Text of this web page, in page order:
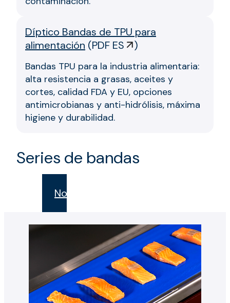
Díptico Bandas de TPU para
alimentación (PDF ES )
Bandas TPU para la industria alimentaria:
alta resistencia a grasas, aceites y
cortes, calidad FDA y EU, opciones
antimicrobianas y anti-hidrólisis, máxima
higiene y durabilidad.
Series de bandas
Novak